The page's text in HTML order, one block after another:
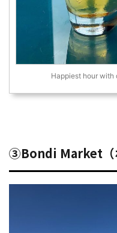
Happiest hour with
③Bondi Market（